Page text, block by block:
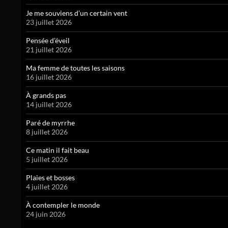
Je me souviens d’un certain vent
23 juillet 2026
Pensée d’éveil
21 juillet 2026
Ma femme de toutes les saisons
16 juillet 2026
À grands pas
14 juillet 2026
Paré de myrrhe
8 juillet 2026
Ce matin il fait beau
5 juillet 2026
Plaies et bosses
4 juillet 2026
À contempler le monde
24 juin 2026